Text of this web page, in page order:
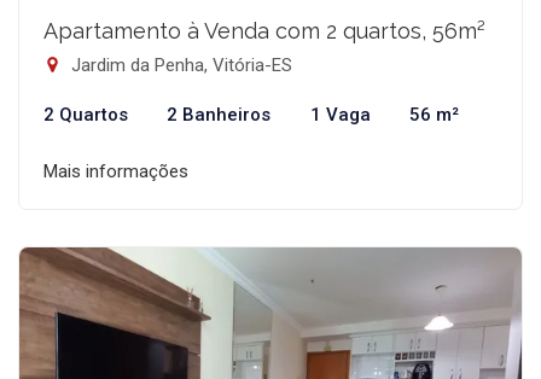
Apartamento à Venda com 2 quartos, 56m²
Jardim da Penha, Vitória-ES
2 Quartos 2 Banheiros 1 Vaga 56 m²
Mais informações